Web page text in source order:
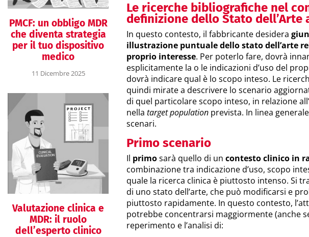
PMCF: un obbligo MDR
che diventa strategia
per il tuo dispositivo
medico
11 Dicembre 2025
Valutazione clinica e
MDR: il ruolo
dell’esperto clinico
Le ricerche bibliografiche nel
definizione dello Stato dell’Arte
In questo contesto, il fabbricante desidera
illustrazione puntuale dello stato dell’arte
proprio interesse. Per poterlo fare, dovrà
esplicitamente la o le indicazioni d’uso del
dovrà indicare qual è lo scopo inteso. Le
quindi mirate a descrivere lo scenario
di quel particolare scopo inteso, in relazione
nella target population prevista. In linea
scenari.
Primo scenario
Il primosarà quello di un contesto clinico in
combinazione tra indicazione d’uso, scopo
quale la ricerca clinica è piuttosto intenso. Si
di uno stato dell’arte, che può modificarsi e
piuttosto rapidamente. In questo contesto,
potrebbe concentrarsi maggiormente (anche
reperimento e l’analisi di: